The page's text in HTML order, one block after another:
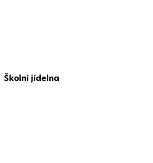
Školní jídelna